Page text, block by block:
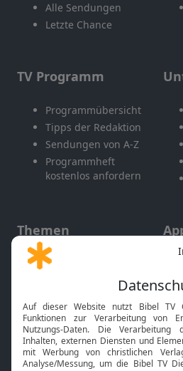
Alle Sendungen
Letzte Chance
TV Programm
Programmübersicht
Tipps der Redaktion
Sendungen von A-Z
Programmheft
kostenlos anfordern
Themen
Gott und Bibel erklärt
Neuigkeiten